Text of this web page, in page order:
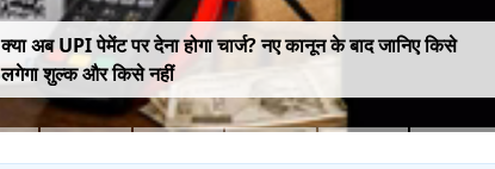
क्या अब UPI पेमेंट पर देना होगा चार्ज? नए कानून के बाद जानिए किसे
लगेगा शुल्क और किसे नहीं